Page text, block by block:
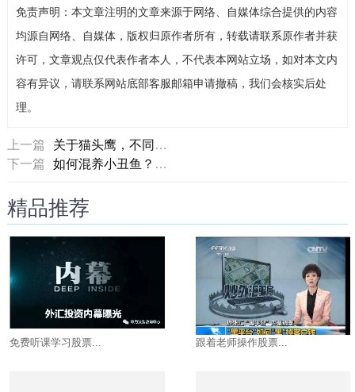
免责声明：本文章注明的文章来源于网络、自媒体综合提供的内容
均源自网络、自媒体，版权归原作者所有，转载请联系原作者并获
许可，文章观点仅代表作者本人，不代表本网站立场，如对本文内
容有异议，请联系网站底部客服邮箱申请撤稿，我们会核实后处
理。
上一篇
关于猫头鹰，不同国家的文化赋予了其截然不同的含义
下一篇
如何混养小丑鱼？混养需要注意哪些事项？
精品推荐
免费听课学习股票... 跟着老师操作股票...